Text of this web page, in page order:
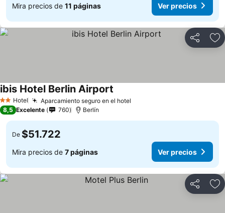
Mira precios de 11 páginas Ver precios
Compartir
2 Estrellas
Hotel Aparcamiento seguro en el hotel
ibis Hotel Berlin Airport
8,5 Excelente 760 Berlín
De $51.722
Mira precios de 7 páginas Ver precios
Compartir